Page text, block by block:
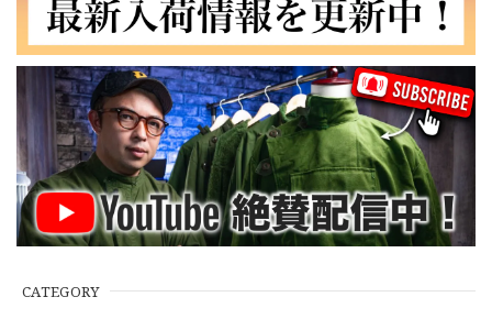
CATEGORY
【LARGE】Ralph Lauren Short Sleeve Cotton BD Shirt ラルフローレン ユーズド 半袖 ボタンダウンシャツ No.146
2026/07/14
３.1947 New York Cubans
2026/07/01